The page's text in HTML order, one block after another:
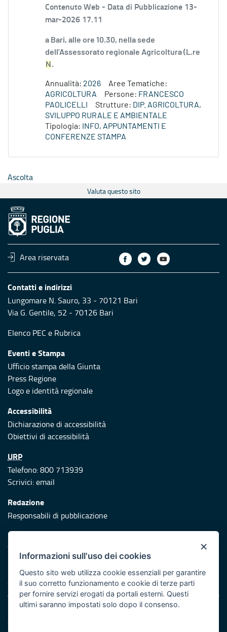
Contenuto Web - Data di Pubblicazione 13-
mar-2026 17.11
a Bari, alle ore 10.30, nella sede
dell’Assessorato regionale Agricoltura (L.re
N .
Annualità: 2026
Aree Tematiche:
AGRICOLTURA
Persone: FRANCESCO
PAOLICELLI
Strutture: DIP. AGRICOLTURA,
SVILUPPO RURALE E AMBIENTALE
Tipologia:
INFO, APPUNTAMENTI E
CONFERENZE STAMPA
Ascolta
Valuta questo sito
Area riservata
Contatti e indirizzi
Lungomare N. Sauro, 33 - 70121 Bari
Via G. Gentile, 52 - 70126 Bari
Elenco PEC e Rubrica
Eventi e Stampa
Ufficio stampa della Giunta
Press Regione
Logo e identità regionale
Accessibilità
Dichiarazione di accessibilità
Obiettivi di accessibilità
URP
Telefono: 800 713939
Scrivici:email
Redazione
Responsabili di pubblicazione
Protezione civile
Vai al sito di Protezione Civile Puglia
Iniziativa finanziata con risorse del POR Puglia 2014/2020 -
Asse XI
Note legali
Cookie e privacy
×
Informazioni sull'uso dei cookies
Questo sito web utilizza cookie essenziali per garantire
il suo corretto funzionamento e cookie di terze parti
per fornire servizi erogati da portali esterni. Questi
ultimi saranno impostati solo dopo il consenso.